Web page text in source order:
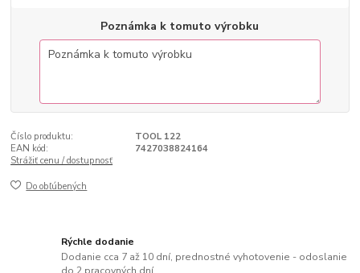
Poznámka k tomuto výrobku
Číslo produktu:
TOOL 122
EAN kód:
7427038824164
Strážiť cenu / dostupnosť
Do obľúbených
Rýchle dodanie
Dodanie cca 7 až 10 dní, prednostné vyhotovenie - odoslanie